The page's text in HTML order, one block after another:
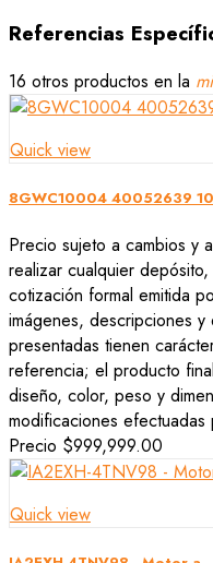
Referencias
16 otros productos en la
Quick view
8GWC10004 40052639
Precio sujeto a cambios y
realizar cualquier
cotización formal emitida
imágenes, descripciones
presentadas tienen
referencia; el producto
diseño, color, peso y
modificaciones
Precio $999,999.00
Quick view